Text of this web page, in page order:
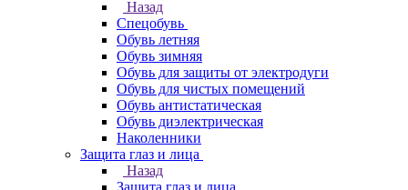
Назад
Спецобувь
Обувь летняя
Обувь зимняя
Обувь для защиты от электродуги
Обувь для чистых помещений
Обувь антистатическая
Обувь диэлектрическая
Наколенники
Защита глаз и лица
Назад
Защита глаз и лица